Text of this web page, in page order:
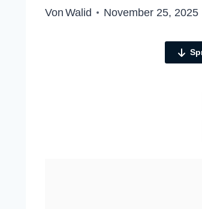
Von Walid November 25, 2025